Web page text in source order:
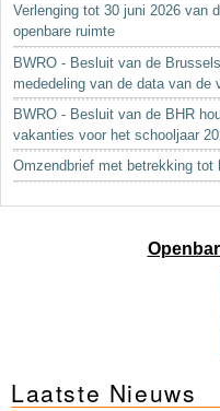
Verlenging tot 30 juni 2026 van
openbare ruimte
BWRO - Besluit van de
mededeling van de data van de
BWRO - Besluit van de BHR
vakanties voor het schooljaar
Omzendbrief met betrekking tot
Laatste Nieuws